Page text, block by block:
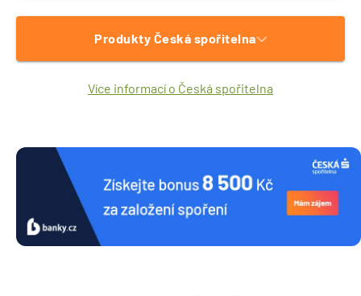
Produkty Česká spořitelna
Více informací o Česká spořitelna